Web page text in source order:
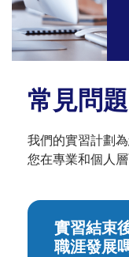
常見問題
我們的實習計劃
您在專業和個人層
實習結束
職涯發展